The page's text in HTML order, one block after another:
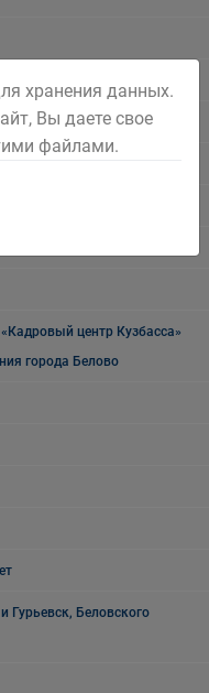
центр Кузбасса»
города Белово
Гурьевск, Беловского
хранения данных.
Вы даете свое
файлами.